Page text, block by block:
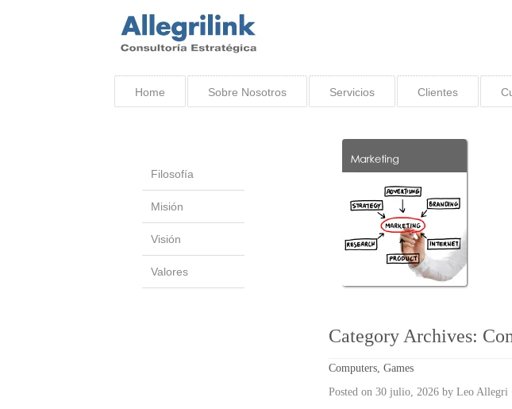
Home Sobre Nosotros Servicios Clientes
Filosofía
Misión
Visión
Valores
Category Archives:
Computers, Games
Posted on 30 julio, 2026by Leo Allegri